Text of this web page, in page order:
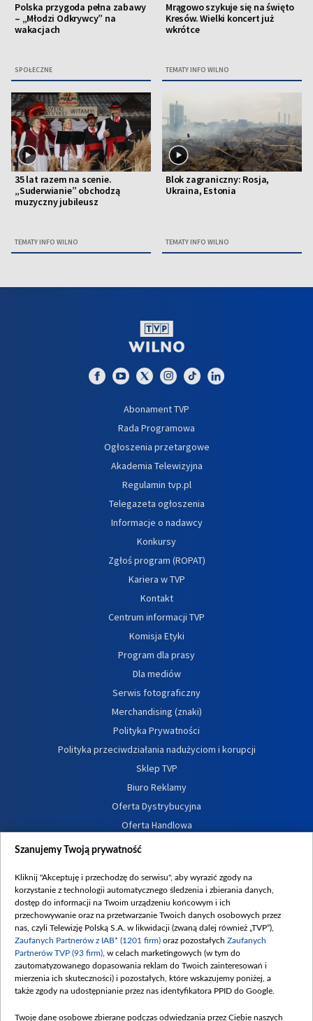
Polska przygoda pełna zabawy
– „Młodzi Odkrywcy” na
wakacjach
SPOŁECZNE
Mrągowo szykuje się na święto
Kresów. Wielki koncert już
wkrótce
TEMATY INFO WILNO
35 lat razem na scenie.
„Suderwianie” obchodzą
muzyczny jubileusz
TEMATY INFO WILNO
Blok zagraniczny: Rosja,
Ukraina, Estonia
TEMATY INFO WILNO
Abonament TVP
Rada Programowa
Ogłoszenia przetargowe
Akademia Telewizyjna
Regulamin tvp.pl
Telegazeta ogłoszenia
Informacje o nadawcy
Konkursy
Zgłoś program (ROPAT)
Kariera w TVP
Kontakt
Centrum informacji TVP
Komisja Etyki
Program dla prasy
Dla mediów
Serwis fotograficzny
Merchandising (znaki)
Polityka Prywatności
Polityka przeciwdziałania nadużyciom i korupcji
Sklep TVP
Biuro Reklamy
Oferta Dystrybucyjna
Oferta Handlowa
Dostępność
Procedura zgłoszeń wewnętrznych
Szanujemy Twoją prywatność
Kliknij "Akceptuję i przechodzę do serwisu", aby wyrazić zgody na
korzystanie z technologii automatycznego śledzenia i zbierania danych,
dostęp do informacji na Twoim urządzeniu końcowym i ich
przechowywanie oraz na przetwarzanie Twoich danych osobowych przez
nas, czyli Telewizję Polską S.A. w likwidacji (zwaną dalej również „TVP”),
Zaufanych Partnerów z IAB* (1201 firm) oraz pozostałych Zaufanych
Partnerów TVP (93 firm) , w celach marketingowych (w tym do
zautomatyzowanego dopasowania reklam do Twoich zainteresowań i
mierzenia ich skuteczności) i pozostałych, które wskazujemy poniżej, a
także zgody na udostępnianie przez nas identyfikatora PPID do Google.
Twoje dane osobowe zbierane podczas odwiedzania przez Ciebie naszych